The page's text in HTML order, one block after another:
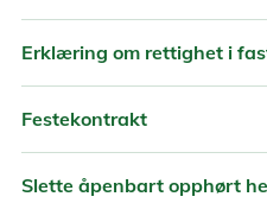
Erklæring om rettighet i
Festekontrakt
Slette åpenbart opphørt